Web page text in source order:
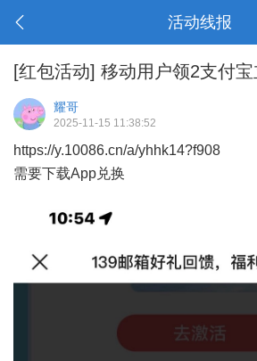
活动线报
[红包活动] 移动用户领2支付宝
耀哥
2025-11-15 11:38:52
https://y.10086.cn/a/yhhk14?f908
需要下载App兑换